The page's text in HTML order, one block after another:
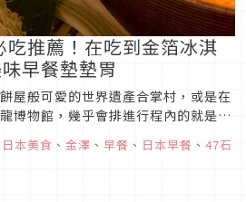
推薦！在吃到金箔冰淇
早餐墊墊胃
屋般可愛的世界遺產合掌村，或是在
博物館，幾乎會排進行程內的就是如
在金澤必吃的美味早餐，在金澤展開
餐來展開。難得到了金澤，不論是參
日本美食 、 金澤 、 早餐 、 日本早餐 、 47石